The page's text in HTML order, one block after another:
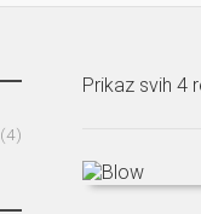
Prikaz svih 4
(4)